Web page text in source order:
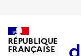
RÉPUBLIQUE
FRANÇAISE